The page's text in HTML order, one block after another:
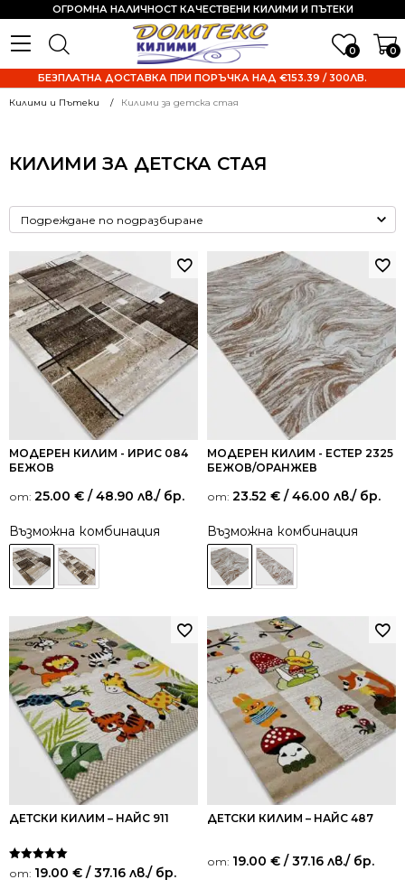
0 0
ОГРОМНА НАЛИЧНОСТ КАЧЕСТВЕНИ КИЛИМИ И ПЪТЕКИ
БЕЗПЛАТНА ДОСТАВКА ПРИ ПОРЪЧКА НАД €153.39 / 300ЛВ.
Килими и Пътеки Килими за детска стая
КИЛИМИ ЗА ДЕТСКА СТАЯ
МОДЕРЕН КИЛИМ - ИРИС 084
БЕЖОВ
от: 25.00 € / 48.90 лв./ бр.
Възможна комбинация
МОДЕРЕН КИЛИМ - ЕСТЕР 2325
БЕЖОВ/ОРАНЖЕВ
от: 23.52 € / 46.00 лв./ бр.
Възможна комбинация
ДЕТСКИ КИЛИМ – НАЙС 911
Оценено на
5.00
от: 19.00 € / 37.16 лв./ бр.
ДЕТСКИ КИЛИМ – НАЙС 487
от: 19.00 € / 37.16 лв./ бр.